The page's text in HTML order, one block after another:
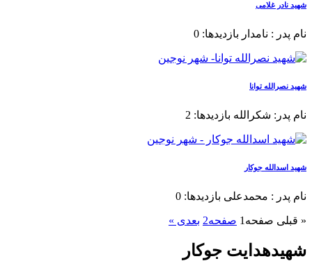
شهید نادر غلامی
نام پدر : نامدار بازدیدها: 0
شهید نصرالله توانا
نام پدر: شکرالله بازدیدها: 2
شهید اسدالله جوکار
نام پدر : محمدعلی بازدیدها: 0
« قبلی صفحه 1 صفحه2 بعدی »
شهیدهدایت جوکار